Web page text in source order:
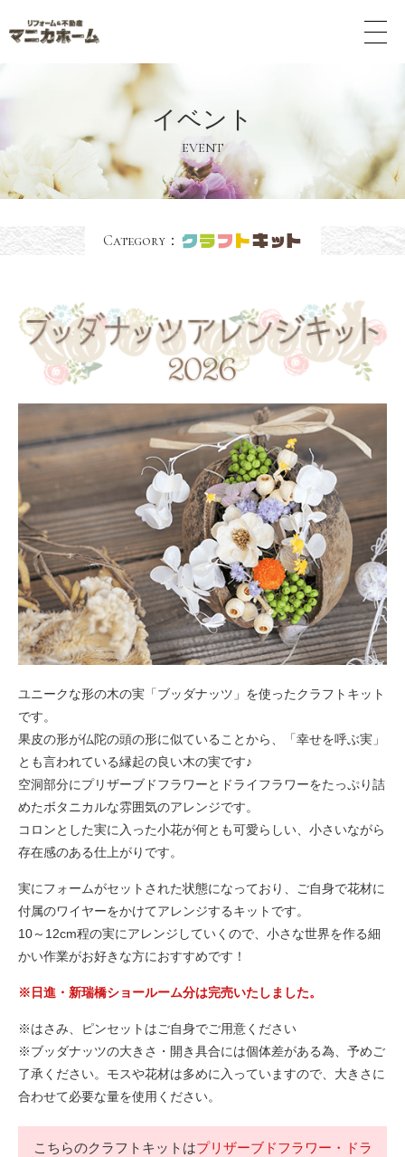
メ
イベント
EVENT
Category：
ユニークな形の木の実「ブッダナッツ」を使ったクラフトキット
です。
果皮の形が仏陀の頭の形に似ていることから、「幸せを呼ぶ実」
とも言われている縁起の良い木の実です♪
空洞部分にプリザーブドフラワーとドライフラワーをたっぷり詰
めたボタニカルな雰囲気のアレンジです。
コロンとした実に入った小花が何とも可愛らしい、小さいながら
存在感のある仕上がりです。
実にフォームがセットされた状態になっており、ご自身で花材に
付属のワイヤーをかけてアレンジするキットです。
10～12cm程の実にアレンジしていくので、小さな世界を作る細
かい作業がお好きな方におすすめです！
※日進・新瑞橋ショールーム分は完売いたしました。
※はさみ、ピンセットはご自身でご用意ください
※ブッダナッツの大きさ・開き具合には個体差がある為、予めご
了承ください。モスや花材は多めに入っていますので、大きさに
合わせて必要な量を使用ください。
こちらのクラフトキットはプリザーブドフラワー・ドラ